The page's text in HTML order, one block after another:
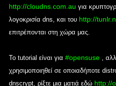
http://cloudns.com.au για
λογοκρισία dns, και του http://
επιτρέπονται στη χώρα μας.
Το tutorial είναι για #opensuse,
χρησιμοποιηθεί σε οποιαδήποτε
dnscrypt, ρίξτε μια ματιά εδώ http://